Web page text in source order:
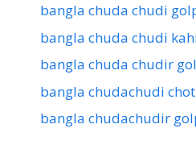
bangla chuda chudi
bangla chuda chudi
bangla chuda chudir
bangla chudachudi
bangla chudachudir